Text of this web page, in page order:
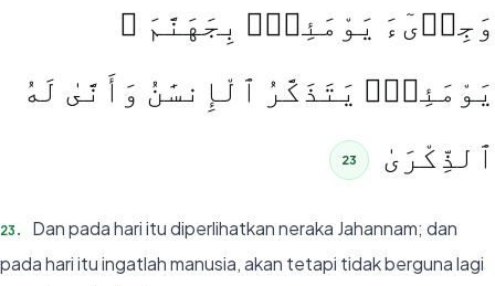
وَجِا۟ىٓءَ يَوْمَئِذٍۭ بِجَهَنَّمَ ۚ
يَوْمَئِذٍۢ يَتَذَكَّرُ ٱلْإِنسَٰنُ وَأَنَّىٰ لَهُ
ٱلذِّكْرَىٰ
23
23.
Dan pada hari itu diperlihatkan neraka Jahannam; dan
pada hari itu ingatlah manusia, akan tetapi tidak berguna lagi